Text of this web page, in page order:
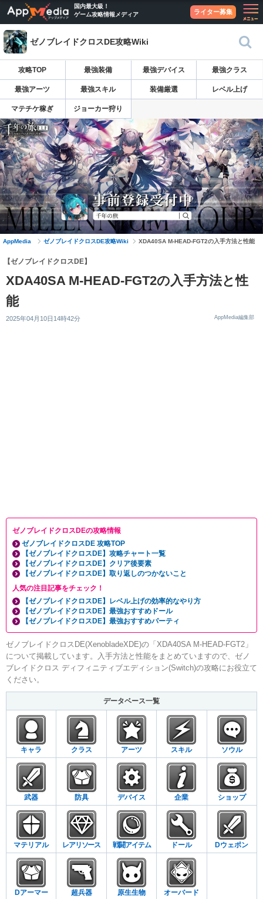
国内最大級！
ゲーム攻略情報メディア
ライター募集
ゼノブレイドクロスDE攻略Wiki
攻略TOP 最強装備 最強デバイス 最強クラス
最強アーツ 最強スキル 装備厳選 レベル上げ
マテチケ稼ぎ ジョーカー狩り
AppMedia ゼノブレイドクロスDE攻略Wiki XDA40SA M-HEAD-FGT2の入手方法と性能
【ゼノブレイドクロスDE】
XDA40SA M-HEAD-FGT2の入手方法と性
能
2025年04月10日14時42分 AppMedia編集部
ゼノブレイドクロスDEの攻略情報
ゼノブレイドクロスDE 攻略TOP
【ゼノブレイドクロスDE】攻略チャート一覧
【ゼノブレイドクロスDE】クリア後要素
【ゼノブレイドクロスDE】取り返しのつかないこと
人気の注目記事をチェック！
【ゼノブレイドクロスDE】レベル上げの効率的なやり方
【ゼノブレイドクロスDE】最強おすすめドール
【ゼノブレイドクロスDE】最強おすすめパーティ
ゼノブレイドクロスDE(XenobladeXDE)の「XDA40SA M-HEAD-FGT2」
について掲載しています。入手方法と性能をまとめていますので、ゼノ
ブレイドクロス ディフィニティブエディション(Switch)の攻略にお役立て
ください。
データベース一覧
キャラ クラス アーツ スキル ソウル
武器 防具 デバイス 企業 ショップ
マテリアル レアリソース 戦闘アイテム ドール Dウェポン
Dアーマー 超兵器 原生生物 オーバード